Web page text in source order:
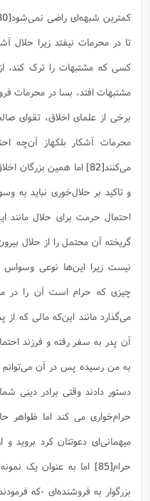
کمترین شبهه‌ای راضی نمی‌شود[80]
تا در محرمات نیفتد زیرا
کسی که مشتبهات را ترک کند،
مشتبهات افتد، بسا در محرمات فرو
برخی از علمای اخلاق، تقوای
محرمات آشکار بلکهاز آن‌چه
می‌کنند[82]
اما همین بزرگان
و تاکید بر حلال‌خوری نباید به
احتمال حرمت برای حلال مانند
گریخته آن محتمل را از حلال
نیست زیرا این‌ها نوعی
چیزی که حرام است آن را در
می‌گذارد مانند این‌که مالی که از
آن پدر به سفر رفته و فرزند
به من رسیده پس در آن می‌توانم
دستور دادند وقتی برادر دینی
حرام‌خواری می کند اما ظواهر
میهمانی‌ای دعوتتان کرد بروید
حرام[85]
اما به عنوان یک نمونه
بزرگوار به فروشنده‌ای -که